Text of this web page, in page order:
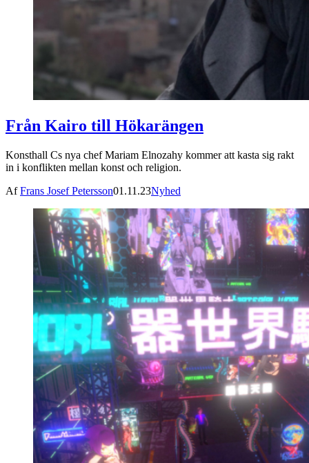
Från Kairo till Hökarängen
Konsthall Cs nya chef Mariam Elnozahy kommer att kasta sig rakt
in i konflikten mellan konst och religion.
AfFrans Josef Petersson01.11.23Nyhed